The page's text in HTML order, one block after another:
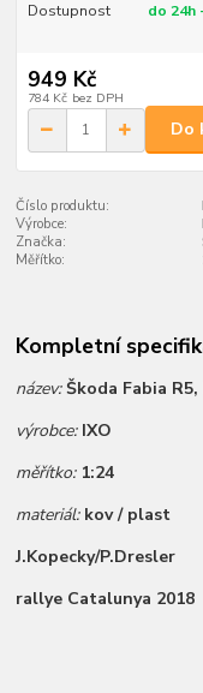
Dostupnost do 24h
949 Kč
784 Kč bez DPH
Do
Číslo produktu:
Výrobce:
Značka:
Měřítko:
Kompletní
název:Škoda Fabia R5,
výrobce: IXO
měřítko: 1:24
materiál: kov / plast
J.Kopecky/P.Dresler
rallye Catalunya 2018